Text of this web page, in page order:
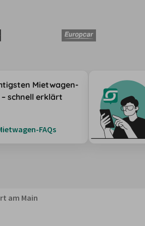
Mietwagen-
schnell erklärt
FAQs
am Main